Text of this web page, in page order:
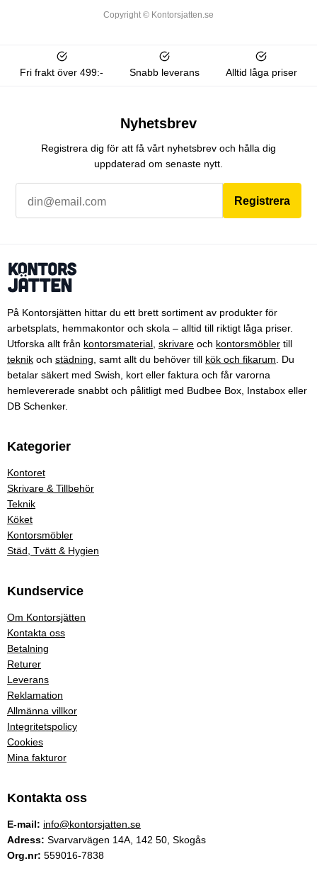
Copyright © Kontorsjatten.se
Fri frakt över 499:- Snabb leverans Alltid låga priser
Nyhetsbrev
Registrera dig för att få vårt nyhetsbrev och hålla dig
uppdaterad om senaste nytt.
Registrera
På Kontorsjätten hittar du ett brett sortiment av produkter för
arbetsplats, hemmakontor och skola – alltid till riktigt låga priser.
Utforska allt från kontorsmaterial skrivare och kontorsmöbler till
teknik och städning , samt allt du behöver till kök och fikarum . Du
betalar säkert med Swish, kort eller faktura och får varorna
hemlevererade snabbt och pålitligt med Budbee Box, Instabox eller
DB Schenker.
Kategorier
Kontoret
Skrivare & Tillbehör
Teknik
Köket
Kontorsmöbler
Städ, Tvätt & Hygien
Kundservice
Om Kontorsjätten
Kontakta oss
Betalning
Returer
Leverans
Reklamation
Allmänna villkor
Integritetspolicy
Cookies
Mina fakturor
Kontakta oss
E-mail: info@kontorsjatten.se
Adress: Svarvarvägen 14A, 142 50, Skogås
Org.nr: 559016-7838